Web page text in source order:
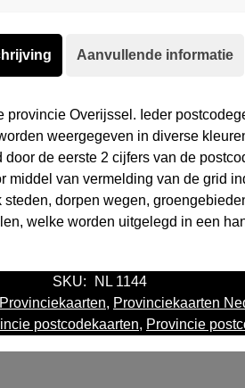
Aanvullende informatie
Overijssel. Ieder
weergegeven in diverse
de eerste 2 cijfers van de
van vermelding van de grid
dorpen wegen,
welke worden uitgelegd in een
SKU:
NL 1144
Provinciekaarten, Provinciekaarten
postcodekaarten, Provincie